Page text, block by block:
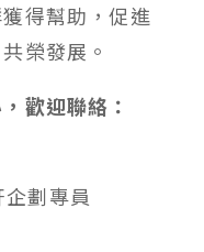
得幫助，促進
榮發展。
歡迎聯絡：
企劃專員